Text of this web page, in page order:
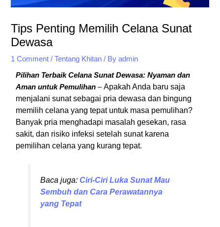
Tips Penting Memilih Celana Sunat
Dewasa
1 Comment /Tentang Khitan / Byadmin
Pilihan Terbaik Celana Sunat Dewasa: Nyaman dan
Aman untuk Pemulihan–Apakah Anda baru saja
menjalani sunat sebagai pria dewasa dan bingung
memilih celana yang tepat untuk masa pemulihan?
Banyak pria menghadapi masalah gesekan, rasa
sakit, dan risiko infeksi setelah sunat karena
pemilihan celana yang kurang tepat.
Baca juga: Ciri-Ciri Luka Sunat Mau
Sembuh dan Cara Perawatannya
yang Tepat